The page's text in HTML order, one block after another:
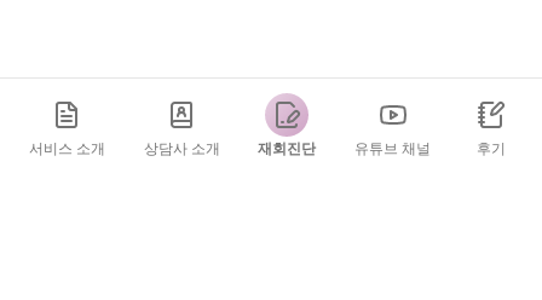
서비스 소개 상담사 소개 재회진단 유튜브 채널 후기